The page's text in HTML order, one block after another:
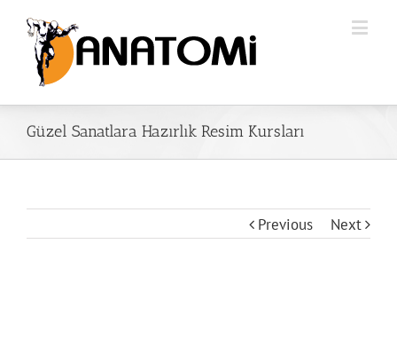
Güzel Sanatlara Hazırlık Resim Kursları
Previous Next